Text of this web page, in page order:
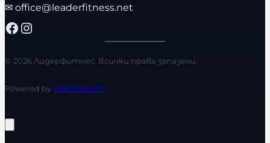
✉ office@leaderfitness.net
Facebook Instagram
© 2026 Лидерфитнес. Всички права запазени.
Powered byWebStation™